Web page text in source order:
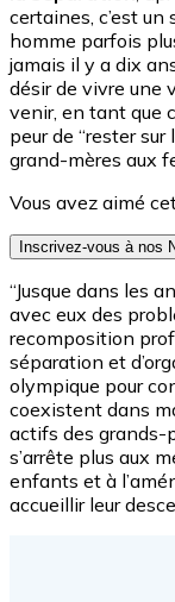
certaines, c’est
homme parfois
jamais il y a dix
désir de vivre une
venir, en tant que
peur de “rester
grand-mères aux
Vous avez aimé
Inscrivez-vous à nos
“Jusque dans les
avec eux des
recomposition
séparation et
olympique pour
coexistent dans
actifs des grands-
s’arrête plus aux
enfants et à
accueillir leur